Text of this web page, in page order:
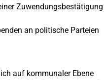
Zuwendungsbestätigung
an politische Parteien
auf kommunaler Ebene